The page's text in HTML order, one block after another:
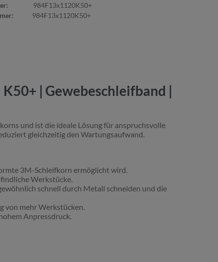
984F13x1120K50+
984F13x1120K50+
| Gewebeschleifband |
und ist die ideale Lösung für anspruchsvolle
gleichzeitig den Wartungsaufwand.
3M-Schleifkorn ermöglicht wird.
Werkstücke.
schnell durch Metall schneiden und die
von mehr Werkstücken.
Anpressdruck.